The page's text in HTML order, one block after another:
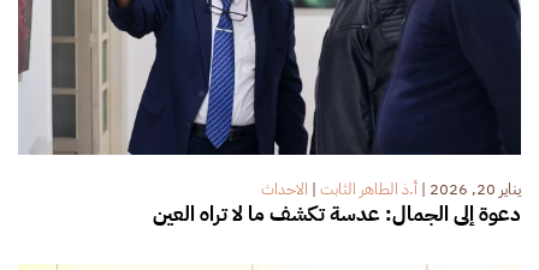
يناير 20, 2026 | أ.ذ الطاهر الثابت | الاحداث
دعوة إلى الجمال: عدسة تكشف ما لا تراه العين